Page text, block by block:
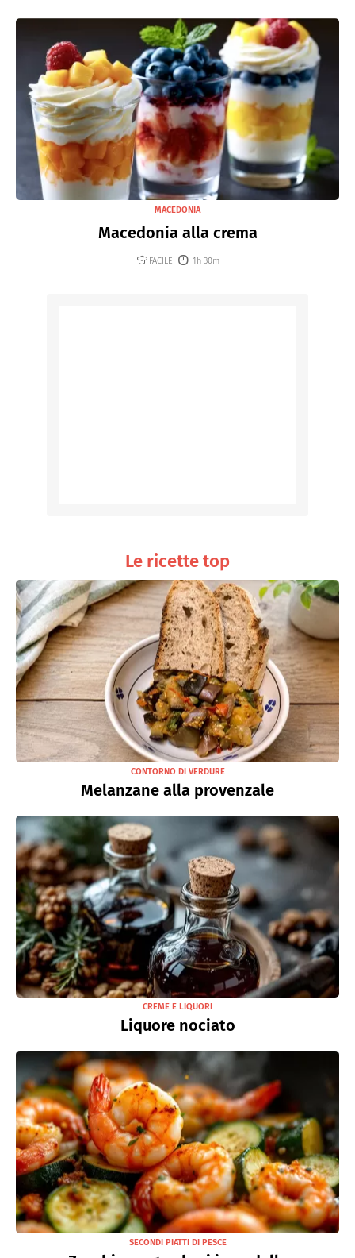
MACEDONIA
Macedonia alla crema
FACILE 1h 30m
Le ricette top
CONTORNO DI VERDURE
Melanzane alla provenzale
CREME E LIQUORI
Liquore nociato
SECONDI PIATTI DI PESCE